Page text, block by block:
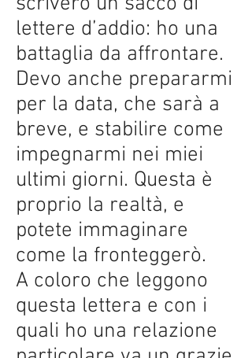
lettere d’addio: ho una
battaglia da affrontare.
Devo anche prepararmi
per la data, che sarà a
breve, e stabilire come
impegnarmi nei miei
ultimi giorni. Questa è
proprio la realtà, e
potete immaginare
come la fronteggerò.
A coloro che leggono
questa lettera e con i
quali ho una relazione